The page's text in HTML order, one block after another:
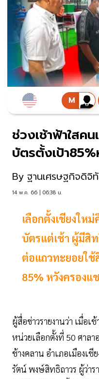
ช่วงเช้าฟ้าใสค
บัตรตั้งเป้า
By ฐานเศรษฐกิจดิจิ
14 พ.ค. 66 | 06:38 น.
เลือกตั้งเชียงให
บัตรแต่เช้า ผู้มีสิ
ต่อแถวทะยอยใช้
85% หวังครอง
ผู้สื่อข่าวรายงานว่า เมื่อ
หน่วยเลือกตั้งที่ 50 ศาลา
ช้างคลาน อำเภอเมืองเ
รัตน์ พงษ์สิทธิถาวร ผู้ว่าร